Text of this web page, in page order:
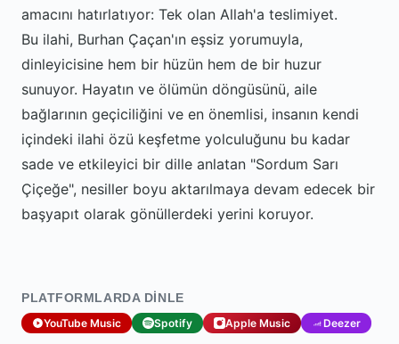
amacını hatırlatıyor: Tek olan Allah'a teslimiyet.
Bu ilahi, Burhan Çaçan'ın eşsiz yorumuyla,
dinleyicisine hem bir hüzün hem de bir huzur
sunuyor. Hayatın ve ölümün döngüsünü, aile
bağlarının geçiciliğini ve en önemlisi, insanın kendi
içindeki ilahi özü keşfetme yolculuğunu bu kadar
sade ve etkileyici bir dille anlatan "Sordum Sarı
Çiçeğe", nesiller boyu aktarılmaya devam edecek bir
başyapıt olarak gönüllerdeki yerini koruyor.
PLATFORMLARDA DINLE
YouTube Music Spotify Apple Music Deezer